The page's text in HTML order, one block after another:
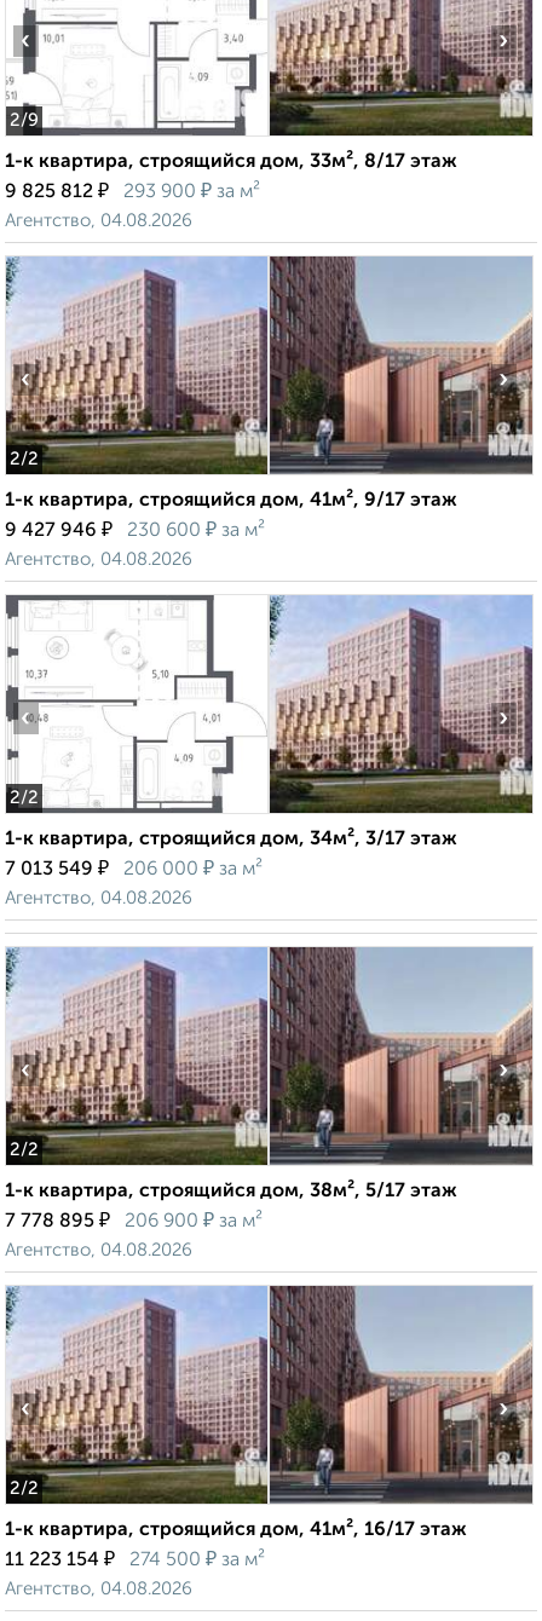
2/9
‹ ›
1-к квартира, строящийся дом, 33м², 8/17 этаж
9 825 812 ₽ 293 900 ₽ за м²
Агентство, 04.08.2026
2/2
‹ ›
1-к квартира, строящийся дом, 41м², 9/17 этаж
9 427 946 ₽ 230 600 ₽ за м²
Агентство, 04.08.2026
2/2
‹ ›
1-к квартира, строящийся дом, 34м², 3/17 этаж
7 013 549 ₽ 206 000 ₽ за м²
Агентство, 04.08.2026
2/2
‹ ›
1-к квартира, строящийся дом, 38м², 5/17 этаж
7 778 895 ₽ 206 900 ₽ за м²
Агентство, 04.08.2026
2/2
‹ ›
1-к квартира, строящийся дом, 41м², 16/17 этаж
11 223 154 ₽ 274 500 ₽ за м²
Агентство, 04.08.2026